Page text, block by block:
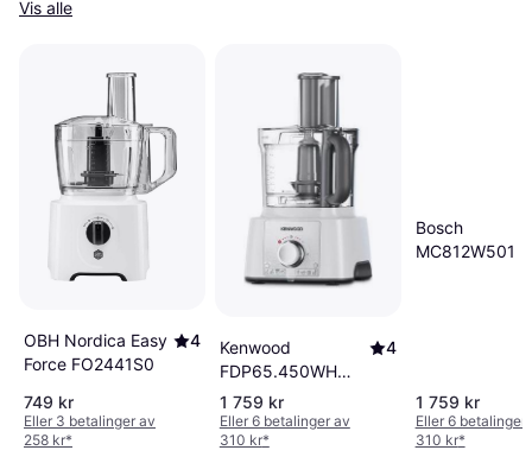
Vis alle
OBH Nordica Easy
Force FO2441S0
4
749 kr
Eller 3 betalinger av
258 kr*
Kenwood
FDP65.450WH
MultiPro Express
Foodprosessor 3 L
4
1 759 kr
Eller 6 betalinger av
310 kr*
Bosch
MC812W501
1 759 kr
Eller 6 betalinger
310 kr*